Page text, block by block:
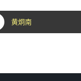
黄炯南